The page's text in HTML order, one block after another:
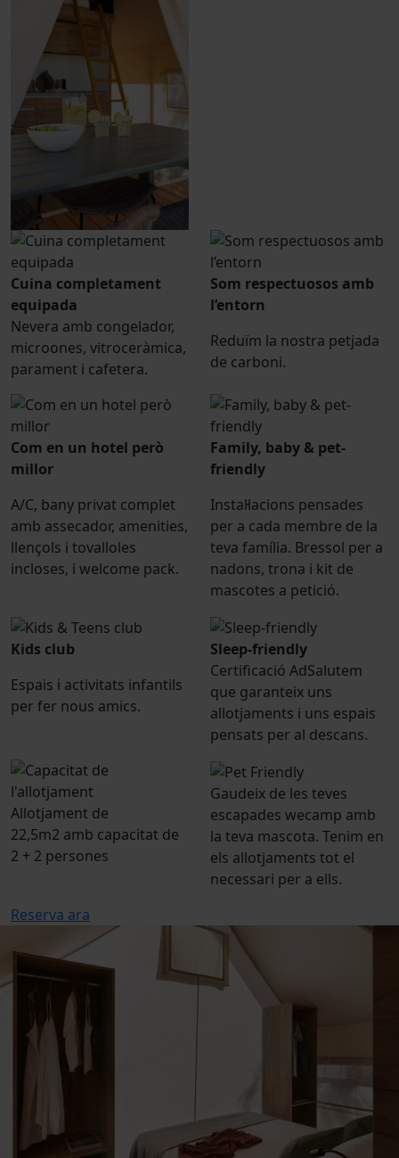
Cuina completament
equipada
Nevera amb congelador,
microones, vitroceràmica,
parament i cafetera.
Som respectuosos amb
l’entorn
Reduïm la nostra petjada
de carboni.
Com en un hotel però
millor
A/C, bany privat complet
amb assecador, amenities,
llençols i tovalloles
incloses, i welcome pack.
Family, baby & pet-
friendly
Instal·lacions pensades
per a cada membre de la
teva família. Bressol per a
nadons, trona i kit de
mascotes a petició.
Kids club
Espais i activitats infantils
per fer nous amics.
Sleep-friendly
Certificació AdSalutem
que garanteix uns
allotjaments i uns espais
pensats per al descans.
Allotjament de
22,5m2 amb capacitat de
2 + 2 persones
Gaudeix de les teves
escapades wecamp amb
la teva mascota. Tenim en
els allotjaments tot el
necessari per a ells.
Reserva ara